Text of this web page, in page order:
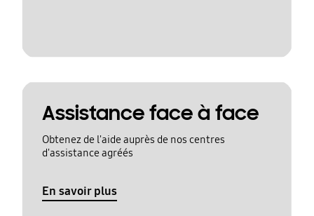
Assistance face à face
Obtenez de l'aide auprès de nos centres
d'assistance agréés
En savoir plus